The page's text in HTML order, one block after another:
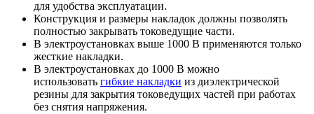
для удобства эксплуатации.
Конструкция и размеры накладок должны позволять
полностью закрывать токоведущие части.
В электроустановках выше 1000 В применяются только
жесткие накладки.
В электроустановках до 1000 В можно
использовать гибкие накладки из диэлектрической
резины для закрытия токоведущих частей при работах
без снятия напряжения.